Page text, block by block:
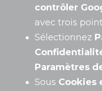
contrôler
avec trois
Sélectionnez
Paramètres
Sous Cookies